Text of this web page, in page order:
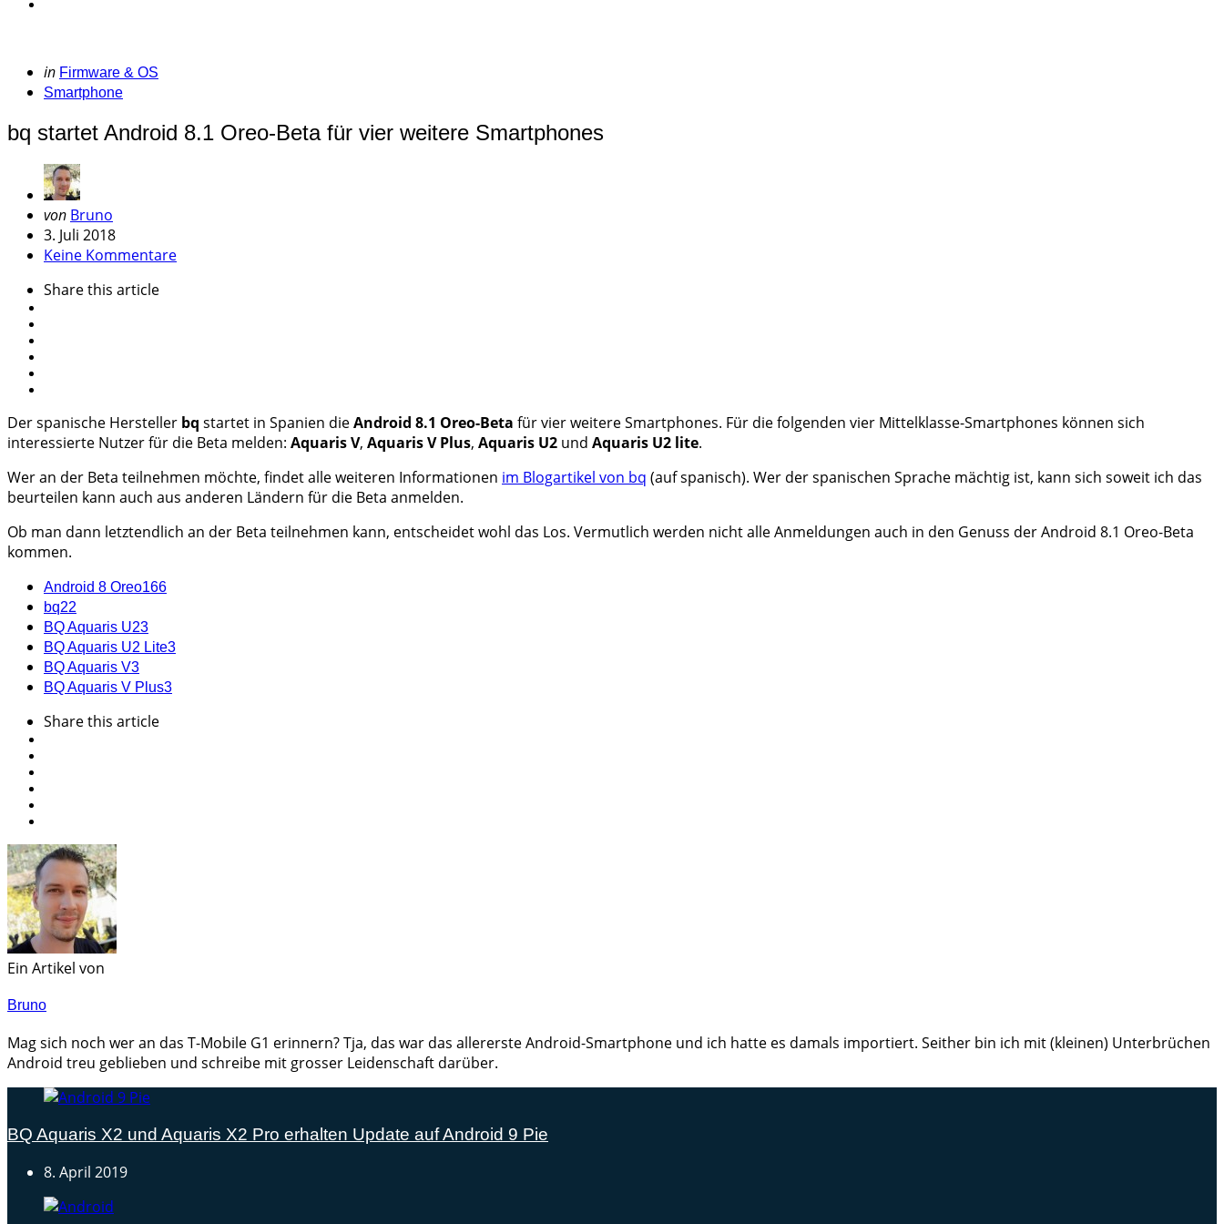
Categories
Posted
in
in Firmware & OS
Smartphone
bq startet Android 8.1 Oreo-Beta für vier weitere Smartphones
Geschrieben
von
von Bruno
3. Juli 2018
Keine Kommentare
Sharethis article
Der spanische Hersteller bq startet in Spanien dieAndroid 8.1 Oreo-Beta für vier weitere Smartphones. Für die folgenden vier Mittelklasse-Smartphones können sich
interessierte Nutzer für die Beta melden: Aquaris V, Aquaris V Plus, Aquaris U2 und Aquaris U2 lite.
Wer an der Beta teilnehmen möchte, findet alle weiteren Informationen im Blogartikel von bq (auf spanisch). Wer der spanischen Sprache mächtig ist, kann sich soweit ich das
beurteilen kann auch aus anderen Ländern für die Beta anmelden.
Ob man dann letztendlich an der Beta teilnehmen kann, entscheidet wohl das Los. Vermutlich werden nicht alle Anmeldungen auch in den Genuss der Android 8.1 Oreo-Beta
kommen.
Android 8 Oreo166
bq22
BQ Aquaris U23
BQ Aquaris U2 Lite3
BQ Aquaris V3
BQ Aquaris V Plus3
Sharethis article
Ein Artikel von
Bruno
Mag sich noch wer an das T-Mobile G1 erinnern? Tja, das war das allererste Android-Smartphone und ich hatte es damals importiert. Seither bin ich mit (kleinen) Unterbrüchen
Android treu geblieben und schreibe mit grosser Leidenschaft darüber.
BQ Aquaris X2 und Aquaris X2 Pro erhalten Update auf Android 9 Pie
8. April 2019